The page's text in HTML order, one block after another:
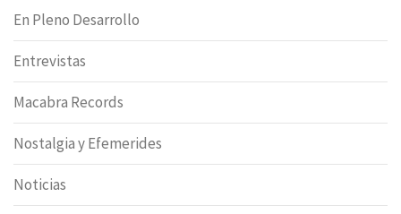
En Pleno Desarrollo
Entrevistas
Macabra Records
Nostalgia y Efemerides
Noticias